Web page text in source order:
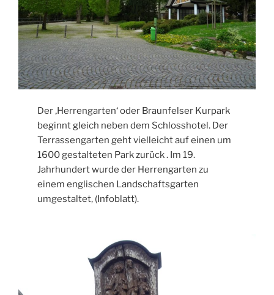
Der ‚Herrengarten‘ oder Braunfelser Kurpark
beginnt gleich neben dem Schlosshotel. Der
Terrassengarten geht vielleicht auf einen um
1600 gestalteten Park zurück . Im 19.
Jahrhundert wurde der Herrengarten zu
einem englischen Landschaftsgarten
umgestaltet, (Infoblatt).